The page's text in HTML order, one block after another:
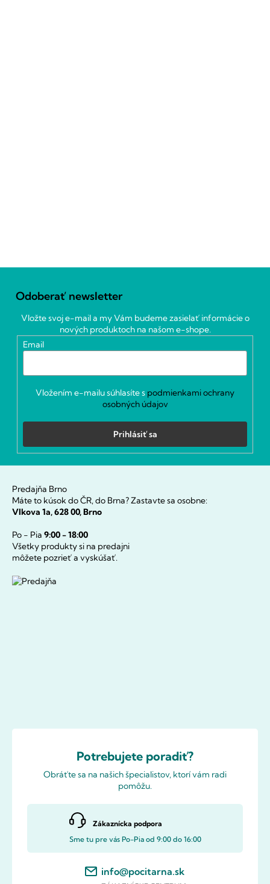
Odoberať newsletter
Vložte svoj e-mail a my Vám budeme zasielať informácie o
nových produktoch na našom e-shope.
Email
Vložením e-mailu súhlasíte s podmienkami ochrany
osobných údajov
Prihlásiť sa
Predajňa Brno
Máte to kúsok do ČR, do Brna? Zastavte sa osobne:
Vlkova 1a, 628 00, Brno
Po - Pia 9:00 - 18:00
Všetky produkty si na predajni
môžete pozrieť a vyskúšať.
Potrebujete poradiť?
Obráťte sa na našich špecialistov, ktorí vám radi
pomôžu.
Zákaznícka podpora
Sme tu pre vás Po-Pia od 9:00 do 16:00
info@pocitarna.sk